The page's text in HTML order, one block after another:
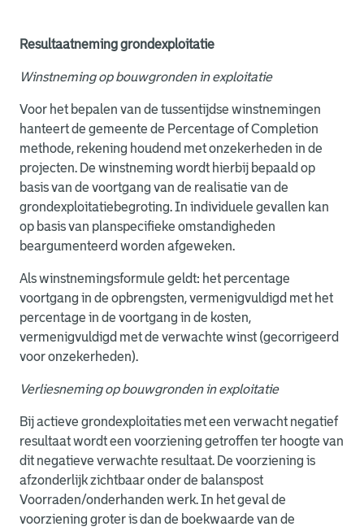
Resultaatneming grondexploitatie
Winstneming op bouwgronden in exploitatie
Voor het bepalen van de tussentijdse winstnemingen
hanteert de gemeente de Percentage of Completion
methode, rekening houdend met onzekerheden in de
projecten. De winstneming wordt hierbij bepaald op
basis van de voortgang van de realisatie van de
grondexploitatiebegroting. In individuele gevallen kan
op basis van planspecifieke omstandigheden
beargumenteerd worden afgeweken.
Als winstnemingsformule geldt: het percentage
voortgang in de opbrengsten, vermenigvuldigd met het
percentage in de voortgang in de kosten,
vermenigvuldigd met de verwachte winst (gecorrigeerd
voor onzekerheden).
Verliesneming op bouwgronden in exploitatie
Bij actieve grondexploitaties met een verwacht negatief
resultaat wordt een voorziening getroffen ter hoogte van
dit negatieve verwachte resultaat. De voorziening is
afzonderlijk zichtbaar onder de balanspost
Voorraden/onderhanden werk. In het geval de
voorziening groter is dan de boekwaarde van de